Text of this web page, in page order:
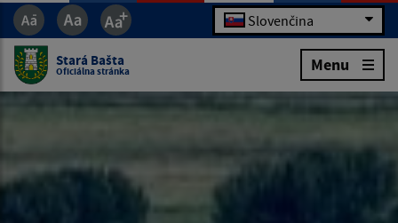
Slovenčina
Stará Bašta
Oficiálna stránka Menu